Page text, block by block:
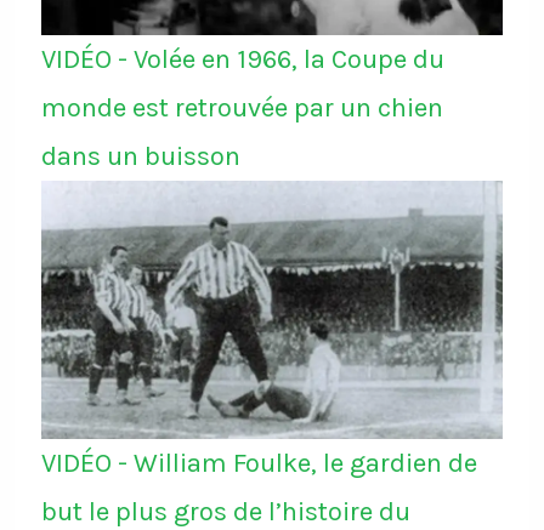
VIDÉO - Volée en 1966, la Coupe du
monde est retrouvée par un chien
dans un buisson
VIDÉO - William Foulke, le gardien de
but le plus gros de l’histoire du